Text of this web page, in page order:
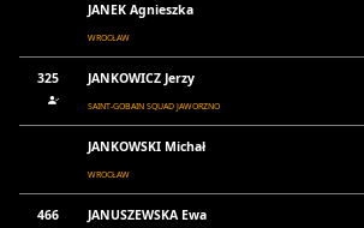
JANEK Agnieszka
WROCŁAW
325 JANKOWICZ Jerzy
SAINT-GOBAIN SQUAD JAWORZNO
JANKOWSKI Michał
WROCŁAW
466 JANUSZEWSKA Ewa